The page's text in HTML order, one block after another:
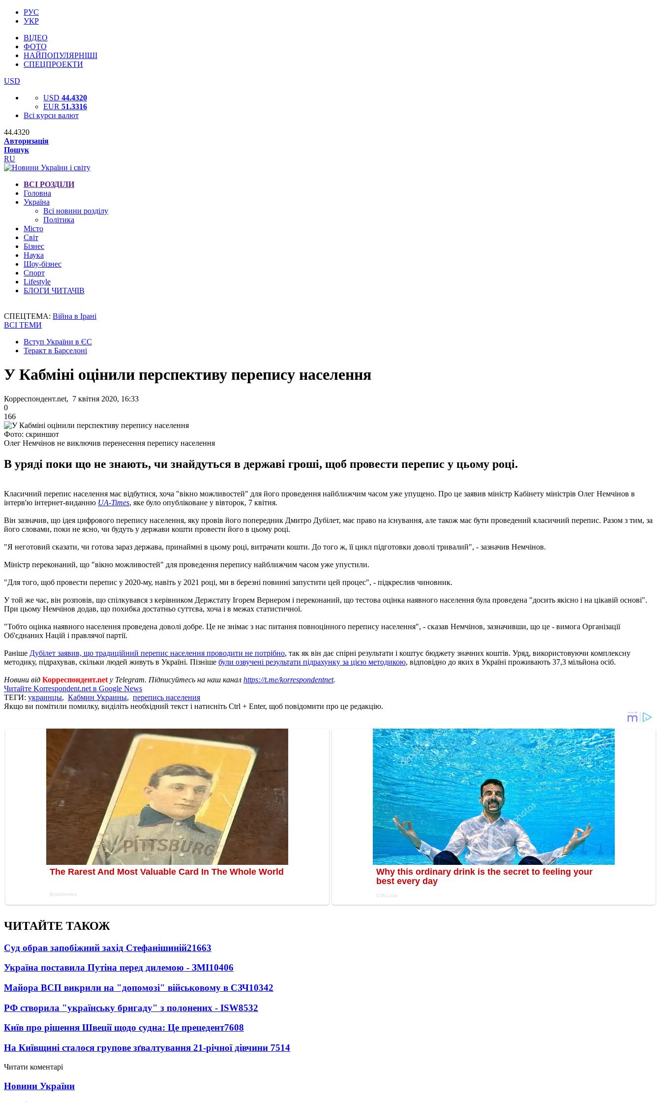
РУС
УКР
ВІДЕО
ФОТО
НАЙПОПУЛЯРНІШІ
СПЕЦПРОЕКТИ
USD
USD 44.4320
EUR 51.3316
Всі курси валют
44.4320
Авторизація
Пошук
RU
ВСІ РОЗДІЛИ
Головна
Україна
Всі новини розділу
Політика
Місто
Світ
Бізнес
Наука
Шоу-бізнес
Спорт
Lifestyle
БЛОГИ ЧИТАЧІВ
СПЕЦТЕМА: Війна в Ірані
ВСІ ТЕМИ
Вступ України в ЄС
Теракт в Барселоні
У Кабміні оцінили перспективу перепису населення
Корреспондент.net, 7 квітня 2020, 16:33
0
166
Фото: скриншот
Олег Немчінов не виключив перенесення перепису населення
В уряді поки що не знають, чи знайдуться в державі гроші, щоб провести перепис у цьому році.
Класичний перепис населення має відбутися, хоча "вікно можливостей" для його проведення найближчим часом уже упущено. Про це заявив міністр Кабінету міністрів Олег Немчінов в
інтерв'ю інтернет-виданню UA-Times, яке було опубліковане у вівторок, 7 квітня.
Він зазначив, що ідея цифрового перепису населення, яку провів його попередник Дмитро Дубілет, має право на існування, але також має бути проведений класичний перепис. Разом з тим, за
його словами, поки не ясно, чи будуть у держави кошти провести його в цьому році.
"Я неготовий сказати, чи готова зараз держава, принаймні в цьому році, витрачати кошти. До того ж, її цикл підготовки доволі тривалий", - зазначив Немчінов.
Міністр переконаний, що "вікно можливостей" для проведення перепису найближчим часом уже упустили.
"Для того, щоб провести перепис у 2020-му, навіть у 2021 році, ми в березні повинні запустити цей процес", - підкреслив чиновник.
У той же час, він розповів, що спілкувався з керівником Держстату Ігорем Вернером і переконаний, що тестова оцінка наявного населення була проведена "досить якісно і на цікавій основі".
При цьому Немчінов додав, що похибка достатньо суттєва, хоча і в межах статистичної.
"Тобто оцінка наявного населення проведена доволі добре. Це не знімає з нас питання повноцінного перепису населення", - сказав Немчінов, зазначивши, що це - вимога Організації
Об'єднаних Націй і правлячої партії.
Раніше Дубілет заявив, що традиційний перепис населення проводити не потрібно, так як він дає спірні результати і коштує бюджету значних коштів. Уряд, використовуючи комплексну
методику, підрахував, скільки людей живуть в Україні. Пізніше були озвучені результати підрахунку за цією методикою, відповідно до яких в Україні проживають 37,3 мільйона осіб.
Новини від Корреспондент.net у Telegram. Підписуйтесь на наш канал https://t.me/korrespondentnet.
Читайте Korrespondent.net в Google News
ТЕГИ: украинцы, Кабмин Украины, перепись населения
Якщо ви помітили помилку, виділіть необхідний текст і натисніть Ctrl + Enter, щоб повідомити про це редакцію.
ЧИТАЙТЕ ТАКОЖ
Суд обрав запобіжний захід Стефанішиній21663
Україна поставила Путіна перед дилемою - ЗМІ10406
Майора ВСП викрили на "допомозі" військовому в СЗЧ10342
РФ створила "українську бригаду" з полонених - ISW8532
Київ про рішення Швеції щодо судна: Це прецедент7608
На Київщині сталося групове зґвалтування 21-річної дівчини 7514
Читати коментарі
Новини України